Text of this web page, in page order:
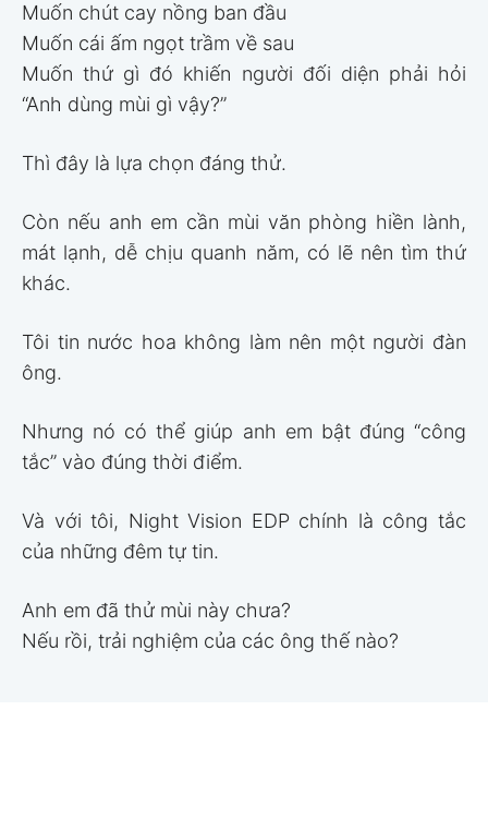
Muốn chút cay nồng ban đầu
Muốn cái ấm ngọt trầm về sau
Muốn thứ gì đó khiến người đối diện phải hỏi
“Anh dùng mùi gì vậy?”
Thì đây là lựa chọn đáng thử.
Còn nếu anh em cần mùi văn phòng hiền lành,
mát lạnh, dễ chịu quanh năm, có lẽ nên tìm thứ
khác.
Tôi tin nước hoa không làm nên một người đàn
ông.
Nhưng nó có thể giúp anh em bật đúng “công
tắc” vào đúng thời điểm.
Và với tôi, Night Vision EDP chính là công tắc
của những đêm tự tin.
Anh em đã thử mùi này chưa?
Nếu rồi, trải nghiệm của các ông thế nào?